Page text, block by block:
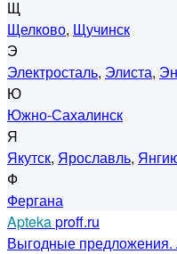
Щ
Щелково, Щучинск
Э
Электросталь, Элиста,
Ю
Южно-Сахалинск
Я
Якутск, Ярославль,
Ф
Фергана
Aptekaproff.ru
Выгодные